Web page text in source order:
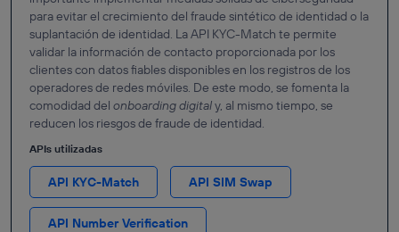
para evitar el crecimiento del fraude sintético de identidad o la
suplantación de identidad. La API KYC-Match te permite
validar la información de contacto proporcionada por los
clientes con datos fiables disponibles en los registros de los
operadores de redes móviles. De este modo, se fomenta la
comodidad del onboarding digitaly, al mismo tiempo, se
reducen los riesgos de fraude de identidad.
APIs utilizadas
API KYC-Match API SIM Swap
API Number Verification